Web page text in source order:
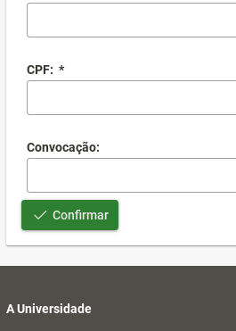
CPF: *
Convocação:
Confirmar
A Universidade